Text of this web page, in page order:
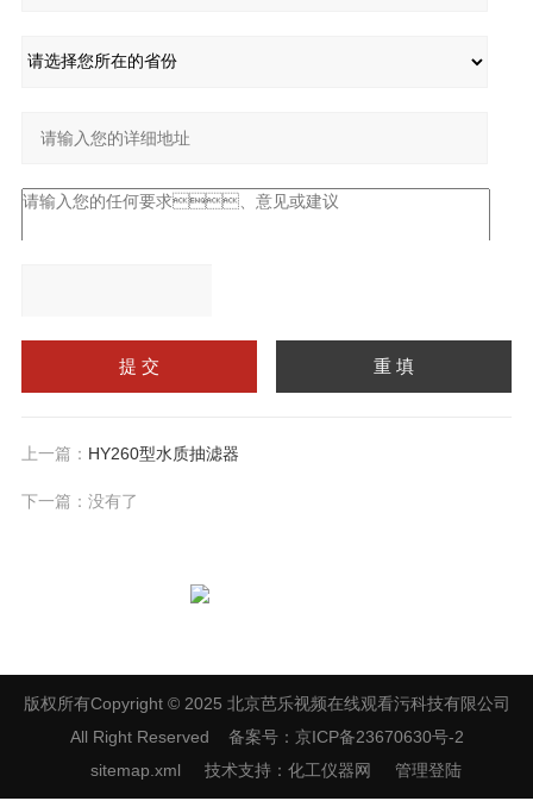
请输入计算结果（填写阿
=7上一篇： HY260型水质抽滤器
下一篇：没有了
版权所有Copyright © 2025 北京芭乐视频在线观看污科技有限公司
All Right Reserved 备案号：京ICP备23670630号-2
sitemap.xml 技术支持： 化工仪器网 管理登陆